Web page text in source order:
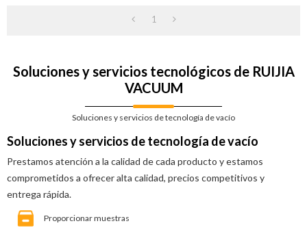
1
Soluciones y servicios tecnológicos de RUIJIA
VACUUM
Soluciones y servicios de tecnología de vacío
Soluciones y servicios de tecnología de vacío
Prestamos atención a la calidad de cada producto y estamos
comprometidos a ofrecer alta calidad, precios competitivos y
entrega rápida.
Proporcionar muestras